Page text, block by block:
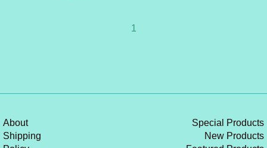
1
About
Shipping
Special Products
New Products